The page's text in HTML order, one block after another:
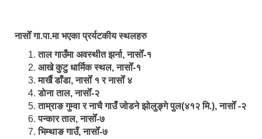
नासोँ गा.पा.मा भएका प्रर्यटकीय स्थलहरु
ताल गाउँमा अवस्थीत झर्ना, नासोँ-१
आखे कुटु धार्मिक स्थल, नासोँ-१
मार्खै डाँडा, नासोँ १ र नासोँ ४
डाेना ताल, नासोँ-२
ताम्राङ गुम्वा र नाचै गाउँ जोडने झोलुङ्गे पुल(४१२ मि.), नासोँ -२
पन्कार ताल, नासोँ-७
भिम्थाङ गाउँ, नासोँ-७